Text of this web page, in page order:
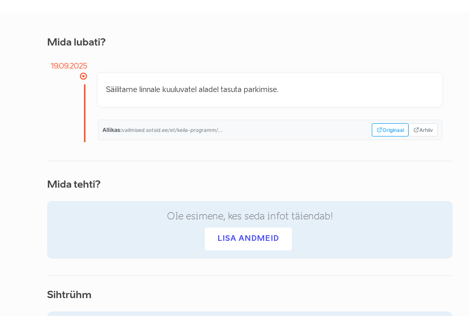
Mida lubati?
19.09.2025
Säilitame linnale kuuluvatel aladel tasuta parkimise.
Allikas:valimised.sotsid.ee/et/keila-programm/... Originaal Arhiiv
Mida tehti?
Ole esimene, kes seda infot täiendab!
LISA ANDMEID
Sihtrühm